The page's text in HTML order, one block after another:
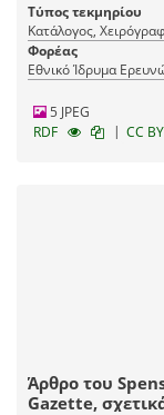
Τύπος τεκμηρίου
Κατάλογος,
Φορέας
Εθνικό Ίδρυμα
5 JPEG
RDF
| CC
Άρθρο του
Gazette,